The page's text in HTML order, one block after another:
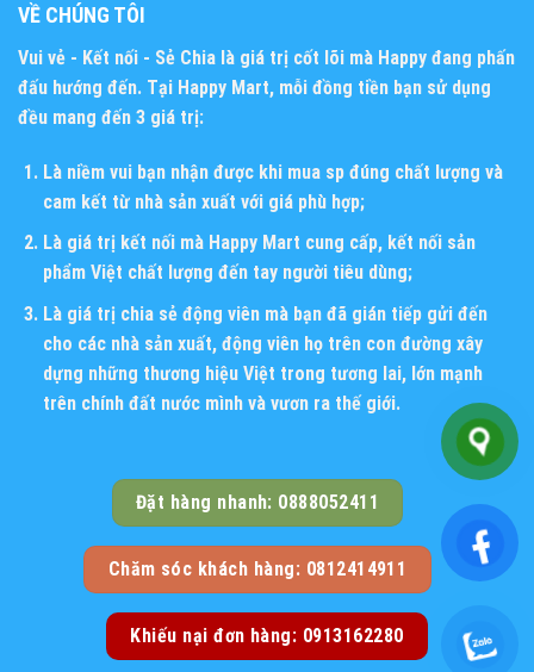
VỀ CHÚNG TÔI
Vui vẻ - Kết nối - Sẻ Chia là giá trị cốt lõi mà Happy đang phấn
đấu hướng đến. Tại Happy Mart, mỗi đồng tiền bạn sử dụng
đều mang đến 3 giá trị:
Là niềm vui bạn nhận được khi mua sp đúng chất lượng và
cam kết từ nhà sản xuất với giá phù hợp;
Là giá trị kết nối mà Happy Mart cung cấp, kết nối sản
phẩm Việt chất lượng đến tay người tiêu dùng;
Là giá trị chia sẻ động viên mà bạn đã gián tiếp gửi đến
cho các nhà sản xuất, động viên họ trên con đường xây
dựng những thương hiệu Việt trong tương lai, lớn mạnh
trên chính đất nước mình và vươn ra thế giới.
Đặt hàng nhanh: 0888052411
Chăm sóc khách hàng: 0812414911
Khiếu nại đơn hàng: 0913162280